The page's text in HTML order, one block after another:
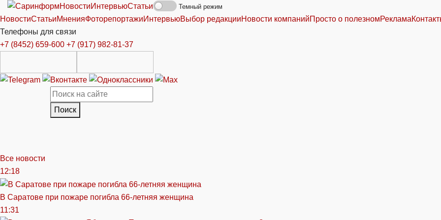
НовостиИнтервьюСтатьи Темный режим
НовостиСтатьиМненияФоторепортажиИнтервьюВыбор редакцииНовости компанийПросто о полезномРеклама
Телефоны для связи
+7 (8452) 659-600 +7 (917) 982-81-37
Поиск
Все новости
12:18
В Саратове при пожаре погибла 66-летняя женщина
11:31